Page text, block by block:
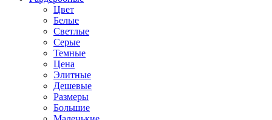
Цвет
Белые
Светлые
Серые
Темные
Цена
Элитные
Дешевые
Размеры
Большие